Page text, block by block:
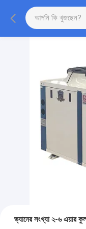
ভ্যানের সংখ্যা ২-৬ এয়ার